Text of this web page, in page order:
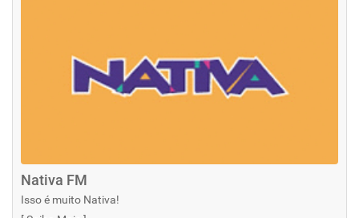
Nativa FM
Isso é muito Nativa!